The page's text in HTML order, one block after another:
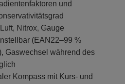
und
Nitrox, Gauge
(EAN22–99 %
Gaswechsel während des
Kompass mit Kurs- und